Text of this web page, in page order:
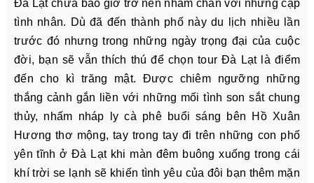
Đà Lạt chưa bao giờ trở nên nhàm chán với những cặp
tình nhân. Dù đã đến thành phố này du lịch nhiều lần
trước đó nhưng trong những ngày trọng đại của cuộc
đời, bạn sẽ vẫn thích thú để chọn tour Đà Lạt là điểm
đến cho kì trăng mật. Được chiêm ngưỡng những
thắng cảnh gắn liền với những mối tình son sắt chung
thủy, nhấm nháp ly cà phê buổi sáng bên Hồ Xuân
Hương thơ mộng, tay trong tay đi trên những con phố
yên tĩnh ở Đà Lạt khi màn đêm buông xuống trong cái
khí trời se lạnh sẽ khiến tình yêu của đôi bạn thêm mặn